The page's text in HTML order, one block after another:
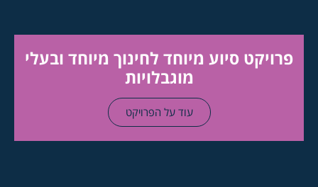
פרויקט סיוע מיוחד לחינוך מיוחד ובעלי
מוגבלויות
עוד על הפרויקט